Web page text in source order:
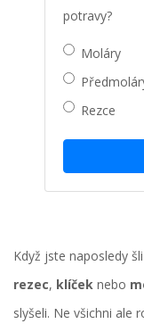
potravy?
Moláry
Rezce
Když jste naposledy
rezec, klíček nebo
slyšeli. Ne všichni ale